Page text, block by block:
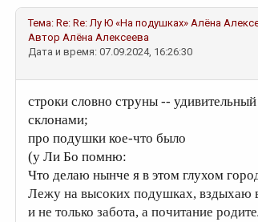
Тема: Re: Re: Лу Ю «На подушках» Алёна
Автор Алёна Алексеева
Дата и время: 07.09.2024, 16:26:30
строки словно струны --
склонами;
про подушки кое-что было
(у Ли Бо помню:
Что делаю нынче я в этом глухом
Лежу на высоких подушках, вздыхаю
и не только забота, а почитание